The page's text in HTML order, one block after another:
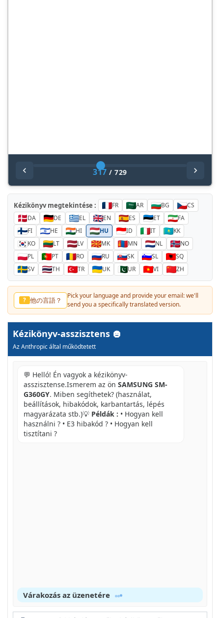
317 /729
Kézikönyv megtekintése : FR AR BG
CS
DA
DE EL EN ES ET
FA
FI
HE HI HU ID IT
KK
KO
LT LV MK MN NL
NO
PL
PT RO RU SK SL
SQ
SV
TH TR UK UR VI ZH
? 他の言語？
Pick your language and provide your email: we'll
send you a specifically translated version.
Kézikönyv-asszisztens
Az Anthropic által működtetett
💬 Helló! Én vagyok a kézikönyv-
asszisztense.Ismerem az ön SAMSUNG SM-
G360GY. Miben segíthetek? (használat,
beállítások, hibakódok, karbantartás, lépés
magyarázata stb.)💡 Példák : • Hogyan kell
használni ? • E3 hibakód ? • Hogyan kell
tisztítani ?
Várakozás az üzenetére